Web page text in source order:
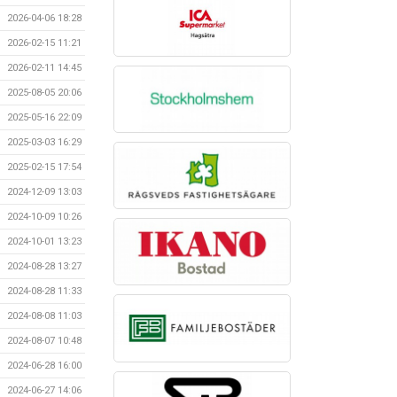
2026-04-06 18:28
2026-02-15 11:21
2026-02-11 14:45
2025-08-05 20:06
2025-05-16 22:09
2025-03-03 16:29
2025-02-15 17:54
2024-12-09 13:03
2024-10-09 10:26
2024-10-01 13:23
2024-08-28 13:27
2024-08-28 11:33
2024-08-08 11:03
2024-08-07 10:48
2024-06-28 16:00
2024-06-27 14:06